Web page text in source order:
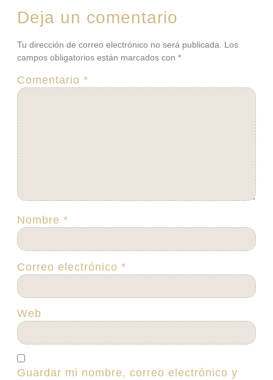
Deja un comentario
Tu dirección de correo electrónico no será publicada. Los
campos obligatorios están marcados con *
Comentario *
Nombre *
Correo electrónico *
Web
Guardar mi nombre, correo electrónico y